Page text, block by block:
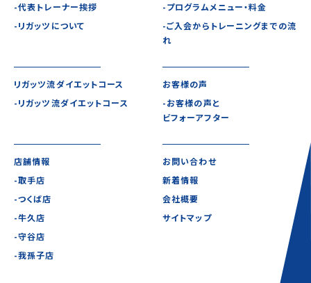
-代表トレーナー挨拶
-リガッツについて
-プログラムメニュー・料金
-ご入会からトレーニングまでの流
れ
リガッツ流ダイエットコース
-リガッツ流ダイエットコース
お客様の声
-お客様の声と
ビフォーアフター
店舗情報
-取手店
-つくば店
-牛久店
-守谷店
-我孫子店
お問い合わせ
新着情報
会社概要
サイトマップ